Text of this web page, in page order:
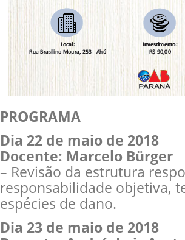
PROGRAMA
Dia 22 de maio de 2018
Docente: Marcelo Bürger
– Revisão da estrutura
responsabilidade objetiva,
espécies de dano.
Dia 23 de maio de 2018